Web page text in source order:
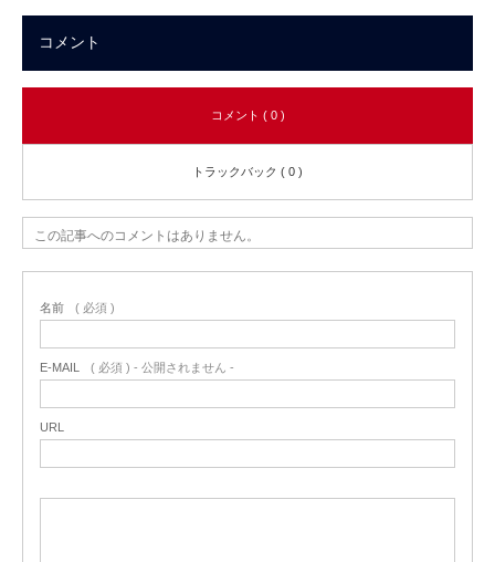
コメント
コメント ( 0 )
トラックバック ( 0 )
この記事へのコメントはありません。
名前 ( 必須 )
E-MAIL ( 必須 ) - 公開されません -
URL